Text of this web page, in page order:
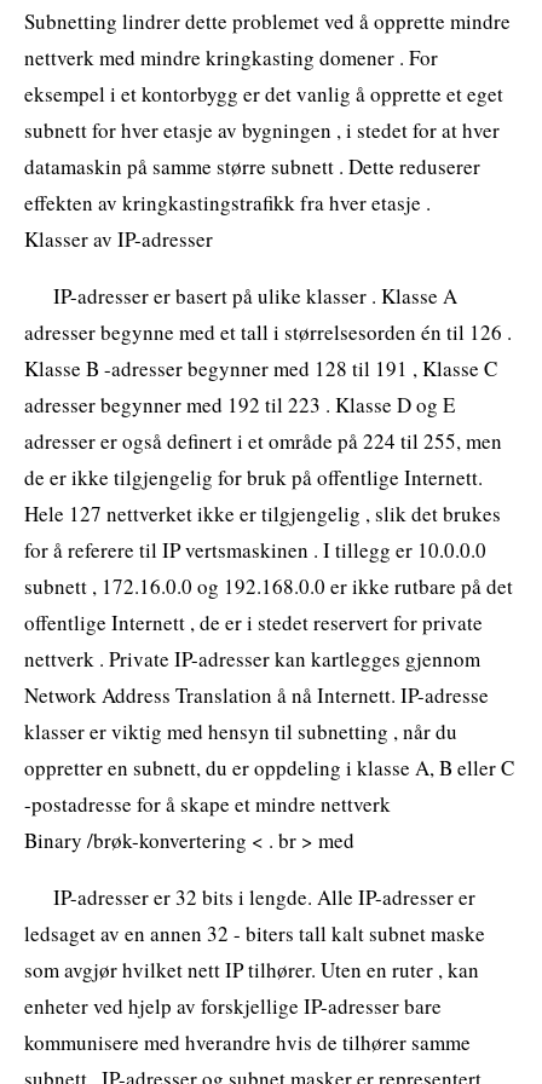
Subnetting lindrer dette problemet ved å opprette mindre
nettverk med mindre kringkasting domener . For
eksempel i et kontorbygg er det vanlig å opprette et eget
subnett for hver etasje av bygningen , i stedet for at hver
datamaskin på samme større subnett . Dette reduserer
effekten av kringkastingstrafikk fra hver etasje .
Klasser av IP-adresser
IP-adresser er basert på ulike klasser . Klasse A
adresser begynne med et tall i størrelsesorden én til 126 .
Klasse B -adresser begynner med 128 til 191 , Klasse C
adresser begynner med 192 til 223 . Klasse D og E
adresser er også definert i et område på 224 til 255, men
de er ikke tilgjengelig for bruk på offentlige Internett.
Hele 127 nettverket ikke er tilgjengelig , slik det brukes
for å referere til IP vertsmaskinen . I tillegg er 10.0.0.0
subnett , 172.16.0.0 og 192.168.0.0 er ikke rutbare på det
offentlige Internett , de er i stedet reservert for private
nettverk . Private IP-adresser kan kartlegges gjennom
Network Address Translation å nå Internett. IP-adresse
klasser er viktig med hensyn til subnetting , når du
oppretter en subnett, du er oppdeling i klasse A, B eller C
-postadresse for å skape et mindre nettverk
Binary /brøk-konvertering < . br > med
IP-adresser er 32 bits i lengde. Alle IP-adresser er
ledsaget av en annen 32 - biters tall kalt subnet maske
som avgjør hvilket nett IP tilhører. Uten en ruter , kan
enheter ved hjelp av forskjellige IP-adresser bare
kommunisere med hverandre hvis de tilhører samme